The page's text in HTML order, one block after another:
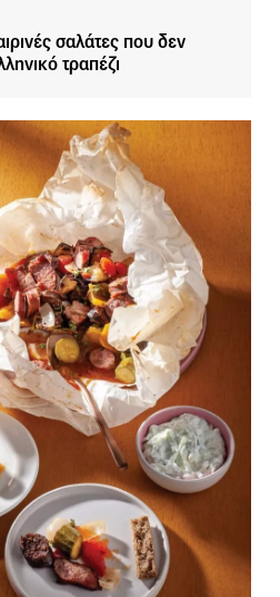
σαλάτες που δεν
τραπέζι